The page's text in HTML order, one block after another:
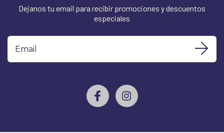
Dejanos tu email para recibir promociones y descuentos
especiales